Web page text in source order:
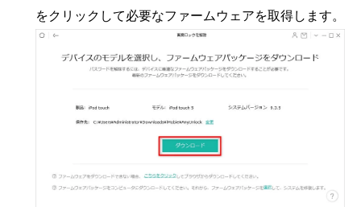
をクリックして必要なファームウェアを取得します。